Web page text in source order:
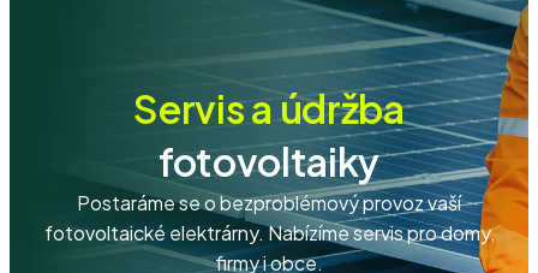
Servis a údržba
fotovoltaiky
Postaráme se o bezproblémový provoz vaší
fotovoltaické elektrárny. Nabízíme servis pro domy,
firmy i obce.